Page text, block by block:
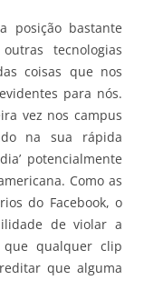
posição bastante
tecnologias
coisas que nos
para nós.
vez nos campus
na sua rápida
potencialmente
Como as
do Facebook, o
de violar a
qualquer clip
que alguma